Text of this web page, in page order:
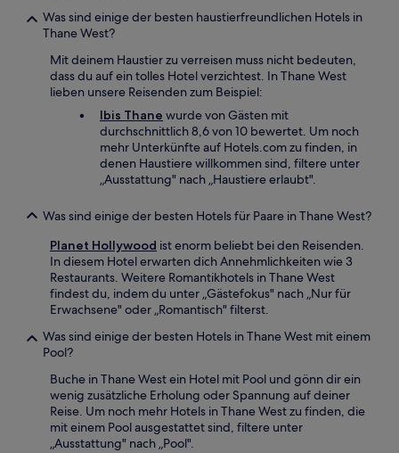
Was sind einige der besten haustierfreundlichen Hotels in
Thane West?
Mit deinem Haustier zu verreisen muss nicht bedeuten,
dass du auf ein tolles Hotel verzichtest. In Thane West
lieben unsere Reisenden zum Beispiel:
Ibis Thane wurde von Gästen mit
durchschnittlich 8,6 von 10 bewertet. Um noch
mehr Unterkünfte auf Hotels.com zu finden, in
denen Haustiere willkommen sind, filtere unter
„Ausstattung" nach „Haustiere erlaubt".
Was sind einige der besten Hotels für Paare in Thane West?
Planet Hollywood ist enorm beliebt bei den Reisenden.
In diesem Hotel erwarten dich Annehmlichkeiten wie 3
Restaurants. Weitere Romantikhotels in Thane West
findest du, indem du unter „Gästefokus" nach „Nur für
Erwachsene" oder „Romantisch" filterst.
Was sind einige der besten Hotels in Thane West mit einem
Pool?
Buche in Thane West ein Hotel mit Pool und gönn dir ein
wenig zusätzliche Erholung oder Spannung auf deiner
Reise. Um noch mehr Hotels in Thane West zu finden, die
mit einem Pool ausgestattet sind, filtere unter
„Ausstattung" nach „Pool".